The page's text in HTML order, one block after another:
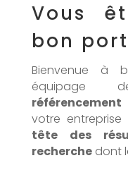
Vous
bon port
Bienvenue à
équipage
référencement
votre
tête des
recherchedont